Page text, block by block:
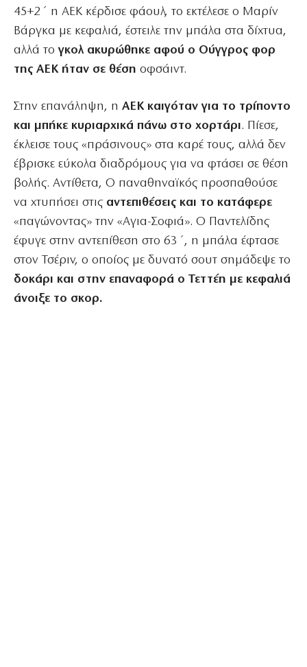
45+2΄ η ΑΕΚ κέρδισε φάουλ, το εκτέλεσε ο Μαρίν
Βάργκα με κεφαλιά, έστειλε την μπάλα στα δίχτυα,
αλλά το γκολ ακυρώθηκε αφού ο Ούγγρος φορ
της ΑΕΚ ήταν σε θέση οφσάιντ.
Στην επανάληψη, η ΑΕΚ καιγόταν για το τρίποντο
και μπήκε κυριαρχικά πάνω στο χορτάρι. Πίεσε,
έκλεισε τους «πράσινους» στα καρέ τους, αλλά δεν
έβρισκε εύκολα διαδρόμους για να φτάσει σε θέση
βολής. Αντίθετα, Ο παναθηναϊκός προσπαθούσε
να χτυπήσει στις αντεπιθέσεις και το κατάφερε
«παγώνοντας» την «Αγια-Σοφιά». Ο Παντελίδης
έφυγε στην αντεπίθεση στο 63΄, η μπάλα έφτασε
στον Τσέριν, ο οποίος με δυνατό σουτ σημάδεψε το
δοκάρι και στην επαναφορά ο Τεττέη με κεφαλιά
άνοιξε το σκορ.